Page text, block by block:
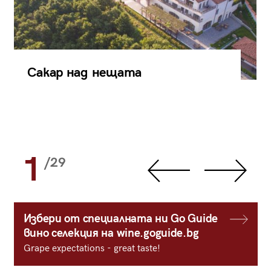
Сакар над нещата
1 /29
Избери от специалната ни Go Guide
вино селекция на wine.goguide.bg
Grape expectations - great taste!